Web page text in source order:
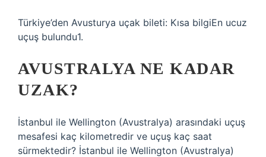
Türkiye’den Avusturya uçak bileti: Kısa bilgiEn ucuz
uçuş bulundu1.
AVUSTRALYA NE KADAR
UZAK?
İstanbul ile Wellington (Avustralya) arasındaki uçuş
mesafesi kaç kilometredir ve uçuş kaç saat
sürmektedir? İstanbul ile Wellington (Avustralya)